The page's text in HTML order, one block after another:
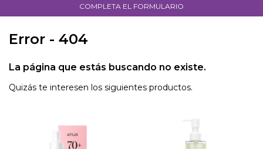
COMPLETA EL FORMULARIO
Error - 404
La página que estás buscando no existe.
Quizás te interesen los siguientes productos.